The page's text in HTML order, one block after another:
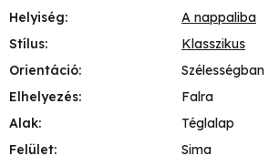
Helyiség:
A nappaliba
Stílus:
Klasszikus
Orientáció:
Szélességban
Elhelyezés:
Falra
Alak:
Téglalap
Felület:
Sima